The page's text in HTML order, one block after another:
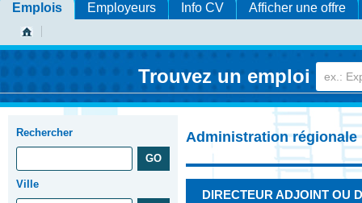
Emplois Employeurs Info CV Afficher une offre
Trouvez un emploi
Rechercher
Ville
Administration régionale
DIRECTEUR ADJOINT OU